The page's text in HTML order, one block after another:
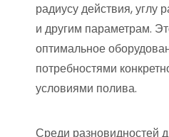
радиусу действия, углу
и другим параметрам.
оптимальное
потребностями
условиями полива.
Среди разновидностей